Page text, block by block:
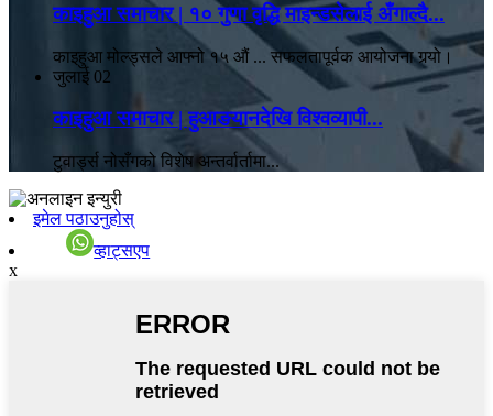
काइहुआ समाचार | १० गुणा वृद्धि माइन्डसेलाई अँगाल्दै...
काइहुआ मोल्ड्सले आफ्नो १५ औं ... सफलतापूर्वक आयोजना गर्‍यो।
जुलाई 02
काइहुआ समाचार | हुआङयानदेखि विश्वव्यापी...
टुवार्ड्स नोसँगको विशेष अन्तर्वार्तामा...
इमेल पठाउनुहोस्
व्हाट्सएप
x